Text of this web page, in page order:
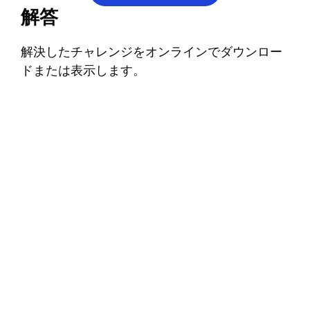
解答
解決したチャレンジをオンラインでダウンロー
ドまたは表示します。